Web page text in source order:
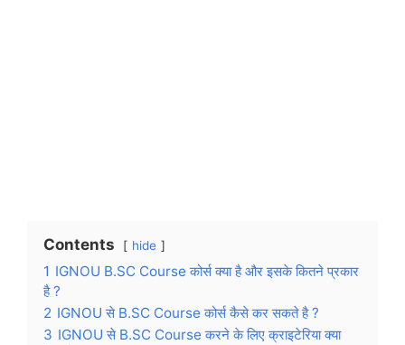
Contents hide
1 IGNOU B.SC Course कोर्स क्या है और इसके कितने प्रकार
है ?
2 IGNOU से B.SC Course कोर्स कैसे कर सकते है ?
3 IGNOU से B.SC Course करने के लिए क्राइटेरिया क्या